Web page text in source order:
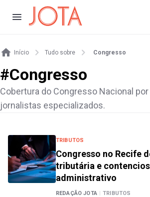
Início Tudo sobre Congresso
#Congresso
Cobertura do Congresso Nacional
jornalistas especializados.
TRIBUTOS
Congresso no Recife
tributária e
administrativo
REDAÇÃO JOTA | TRIBUTOS